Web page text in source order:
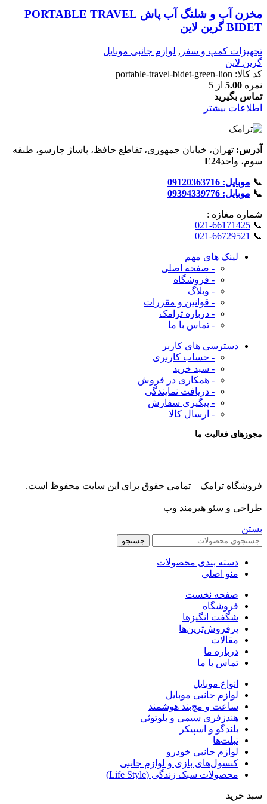
مخزن آب و شلنگ آب پاش PORTABLE TRAVEL
BIDET گرین لاین
تجهیزات کمپ و سفر , لوازم جانبی موبایل
گرین لاین
کد کالا: portable-travel-bidet-green-lion
نمره 5.00 از 5
تماس بگیرید
اطلاعات بیشتر
آدرس: تهران، خیابان جمهوری، تقاطع حافظ، پاساژ چارسو، طبقه
سوم، واحدE24
📞 موبایل: 09120363716
📞 موبایل: 09394339776
شماره‌ مغازه :
📞
021-66171425
📞
021-66729521
لینک های مهم
- صفحه اصلی
- فروشگاه
- وبلاگ
- قوانین و مقررات
- درباره ترامک
- تماس با ما
دسترسی های کاربر
- حساب کاربری
- سبد خرید
- همکاری در فروش
- دریافت نمایندگی
- پیگیری سفارش
- ارسال کالا
مجوزهای فعالیت ما
فروشگاه ترامک – تمامی حقوق برای این سایت محفوظ است.
طراحی و سئو هیرمند وب
بستن
جستجو
دسته بندی محصولات
منو اصلی
صفحه نخست
فروشگاه
شگفت انگیزها
پرفروش‌ترین‌ها
مقالات
درباره ما
تماس با ما
انواع موبایل
لوازم جانبی موبایل
ساعت و مچ‌بند هوشمند
هندزفری سیمی و بلوتوثی
بلندگو و اسپیکر
تبلت‌ها
لوازم جانبی خودرو
کنسول‌های بازی و لوازم جانبی
محصولات سبک زندگی (Life Style)
سبد خرید